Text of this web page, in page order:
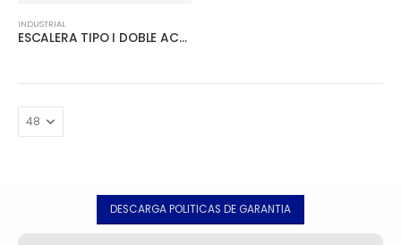
INDUSTRIAL
ESCALERA TIPO I DOBLE ACCESO FIBRA DE VIDRIO CAPACIDAD 200 kg
DESCARGA POLITICAS DE GARANTIA